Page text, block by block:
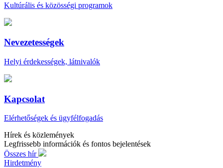
Kultúrális és közösségi programok
Nevezetességek
Helyi érdekességek, látnivalók
Kapcsolat
Elérhetőségek és ügyfélfogadás
Hírek és közlemények
Legfrissebb információk és fontos bejelentések
Összes hír
Hirdetmény